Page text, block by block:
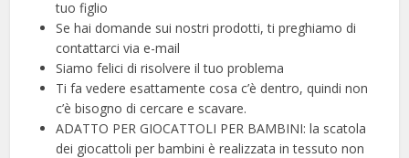
tuo figlio
Se hai domande sui nostri prodotti, ti preghiamo di
contattarci via e-mail
Siamo felici di risolvere il tuo problema
Ti fa vedere esattamente cosa c’è dentro, quindi non
c’è bisogno di cercare e scavare.
ADATTO PER GIOCATTOLI PER BAMBINI: la scatola
dei giocattoli per bambini è realizzata in tessuto non